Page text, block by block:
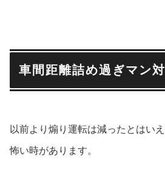
車間距離詰め過ぎマン
以前より煽り運転は減ったとはい
怖い時があります。